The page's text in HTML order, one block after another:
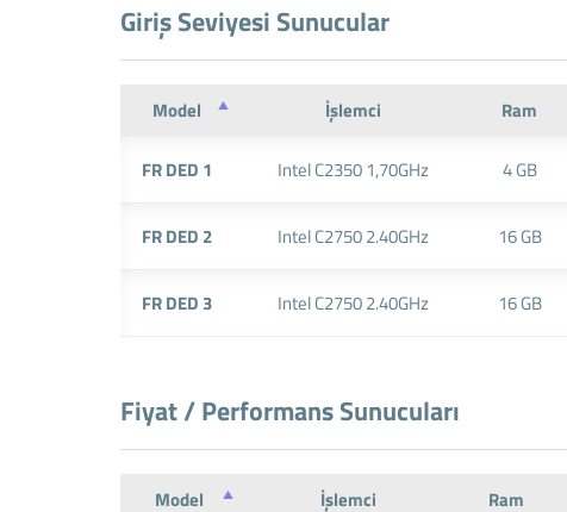
Giriş Seviyesi Sunucular
Model İşlemci Ram
FR DED 1 Intel C2350 1,70GHz 4 GB
FR DED 2 Intel C2750 2.40GHz 16 GB
FR DED 3 Intel C2750 2.40GHz 16 GB
Fiyat / Performans Sunucuları
Model İşlemci Ram